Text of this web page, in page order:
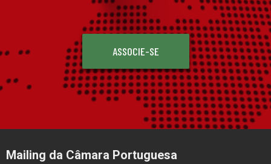
ASSOCIE-SE
Mailing da Câmara Portuguesa